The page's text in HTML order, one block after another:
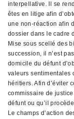
interpellative. Il se
êtes en litige afin
une non-réaction afin
dossier dans le cadre
Mise sous scellé des
succession, il n’est
domicile du défunt
valeurs sentimentales
héritiers. Afin d’éviter
commissaire de
défunt ou qu’il
Le champs d’action